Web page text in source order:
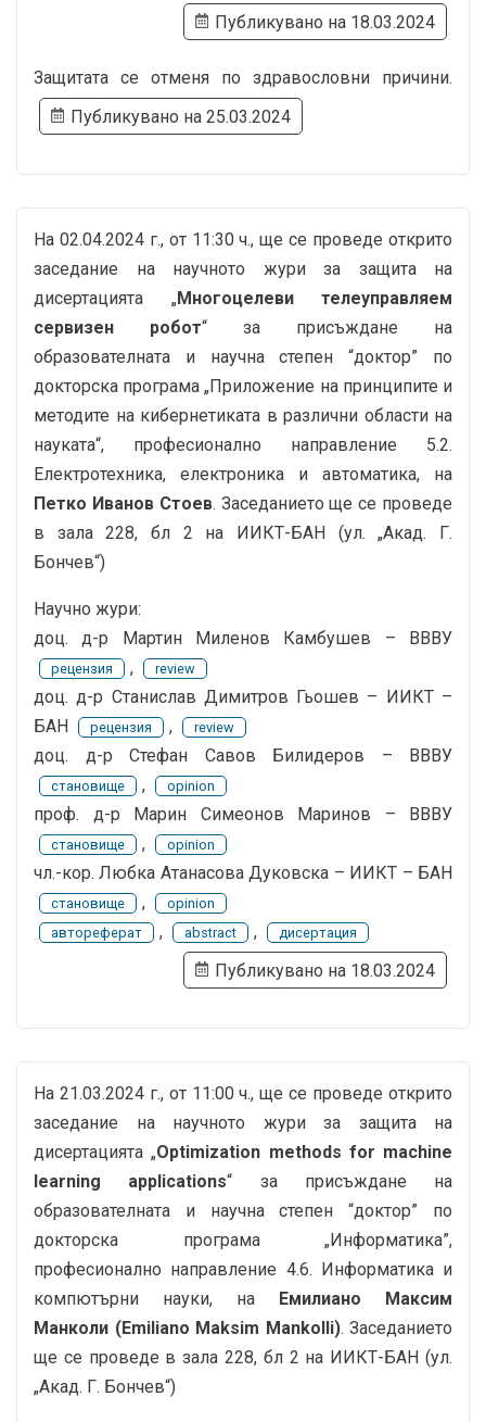
Публикувано на 18.03.2024
Защитата се отменя по здравословни причини.
Публикувано на 25.03.2024
На 02.04.2024 г., от 11:30 ч., ще се проведе открито
заседание на научното жури за защита на
дисертацията „Многоцелеви телеуправляем
сервизен робот“ за присъждане на
образователната и научна степен “доктор” по
докторска програма „Приложение на принципите и
методите на кибернетиката в различни области на
науката“, професионално направление 5.2.
Електротехника, електроника и автоматика, на
Петко Иванов Стоев. Заседанието ще се проведе
в зала 228, бл 2 на ИИКТ-БАН (ул. „Акад. Г.
Бончев“)
Научно жури:
доц. д-р Мартин Миленов Камбушев – ВВВУ
рецензия , review
доц. д-р Станислав Димитров Гьошев – ИИКТ –
БАН
рецензия , review
доц. д-р Стефан Савов Билидеров – ВВВУ
становище , opinion
проф. д-р Марин Симеонов Маринов – ВВВУ
становище , opinion
чл.-кор. Любка Атанасова Дуковска – ИИКТ – БАН
становище ,
opinion
автореферат
, abstract , дисертация
Публикувано на 18.03.2024
На 21.03.2024 г., от 11:00 ч., ще се проведе открито
заседание на научното жури за защита на
дисертацията „Optimization methods for machine
learning applications“ за присъждане на
образователната и научна степен “доктор” по
докторска програма „Информатика”,
професионално направление 4.6. Информатика и
компютърни науки, на
Емилиано Максим
Манколи (Emiliano Maksim Mankolli). Заседанието
ще се проведе в зала 228, бл 2 на ИИКТ-БАН (ул.
„Акад. Г. Бончев“)